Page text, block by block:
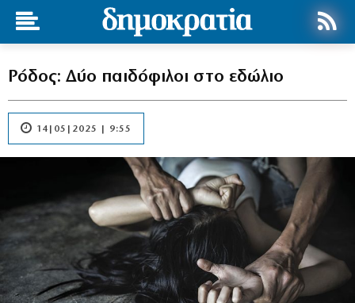
Ρόδος: Δύο παιδόφιλοι στο εδώλιο
14|05|2025 | 9:55